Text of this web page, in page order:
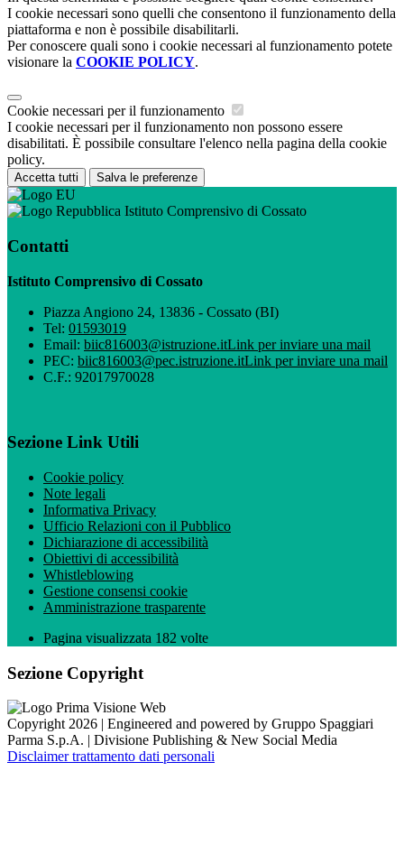
I cookie necessari sono quelli che consentono il funzionamento della
piattaforma e non è possibile disabilitarli.
Per conoscere quali sono i cookie necessari al funzionamento potete
visionare la COOKIE POLICY.
Cookie necessari per il funzionamento
I cookie necessari per il funzionamento non possono essere
disabilitati. È possibile consultare l'elenco nella pagina della cookie
policy.
Accetta tutti Salva le preferenze
Istituto Comprensivo di Cossato
Contatti
Istituto Comprensivo di Cossato
Piazza Angiono 24, 13836 - Cossato (BI)
Tel: 01593019
Email: biic816003@istruzione.itLink per inviare una mail
PEC: biic816003@pec.istruzione.itLink per inviare una mail
C.F.: 92017970028
Sezione Link Utili
Cookie policy
Note legali
Informativa Privacy
Ufficio Relazioni con il Pubblico
Dichiarazione di accessibilità
Obiettivi di accessibilità
Whistleblowing
Gestione consensi cookie
Amministrazione trasparente
Pagina visualizzata 182 volte
Sezione Copyright
Copyright 2026 | Engineered and powered by Gruppo Spaggiari
Parma S.p.A. | Divisione Publishing & New Social Media
Disclaimer trattamento dati personali